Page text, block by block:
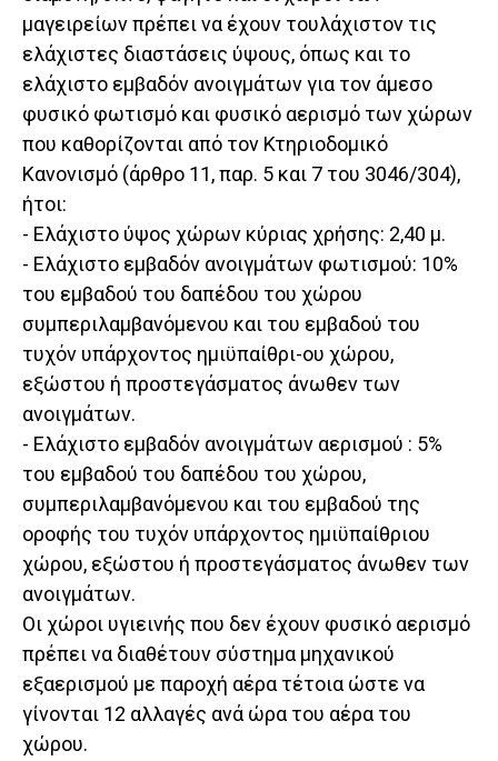
μαγειρείων πρέπει να έχουν τουλάχιστον τις
ελάχιστες διαστάσεις ύψους, όπως και το
ελάχιστο εμβαδόν ανοιγμάτων για τον άμεσο
φυσικό φωτισμό και φυσικό αερισμό των χώρων
που καθορίζονται από τον Κτηριοδομικό
Κανονισμό (άρθρο 11, παρ. 5 και 7 του 3046/304),
ήτοι:
- Ελάχιστο ύψος χώρων κύριας χρήσης: 2,40 μ.
- Ελάχιστο εμβαδόν ανοιγμάτων φωτισμού: 10%
του εμβαδού του δαπέδου του χώρου
συμπεριλαμβανόμενου και του εμβαδού του
τυχόν υπάρχοντος ημιϋπαίθρι-ου χώρου,
εξώστου ή προστεγάσματος άνωθεν των
ανοιγμάτων.
- Ελάχιστο εμβαδόν ανοιγμάτων αερισμού : 5%
του εμβαδού του δαπέδου του χώρου,
συμπεριλαμβανόμενου και του εμβαδού της
οροφής του τυχόν υπάρχοντος ημιϋπαίθριου
χώρου, εξώστου ή προστεγάσματος άνωθεν των
ανοιγμάτων.
Οι χώροι υγιεινής που δεν έχουν φυσικό αερισμό
πρέπει να διαθέτουν σύστημα μηχανικού
εξαερισμού με παροχή αέρα τέτοια ώστε να
γίνονται 12 αλλαγές ανά ώρα του αέρα του
χώρου.